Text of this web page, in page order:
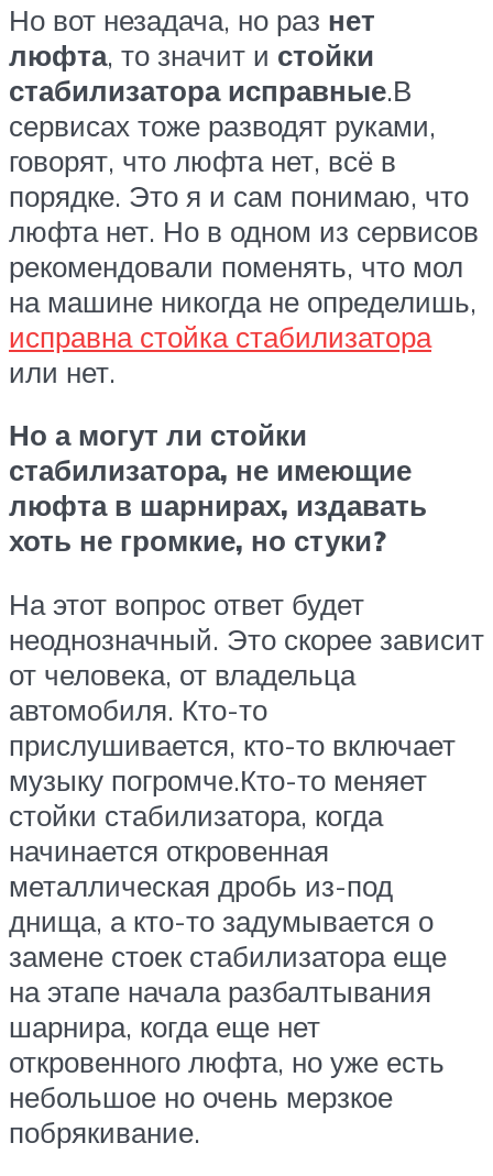
Но вот незадача, но раз нет
люфта, то значит и стойки
стабилизатора исправные.В
сервисах тоже разводят руками,
говорят, что люфта нет, всё в
порядке. Это я и сам понимаю, что
люфта нет. Но в одном из сервисов
рекомендовали поменять, что мол
на машине никогда не определишь,
исправна стойка стабилизатора
или нет.
Но а могут ли стойки
стабилизатора, не имеющие
люфта в шарнирах, издавать
хоть не громкие, но стуки?
На этот вопрос ответ будет
неоднозначный. Это скорее зависит
от человека, от владельца
автомобиля. Кто-то
прислушивается, кто-то включает
музыку погромче.Кто-то меняет
стойки стабилизатора, когда
начинается откровенная
металлическая дробь из-под
днища, а кто-то задумывается о
замене стоек стабилизатора еще
на этапе начала разбалтывания
шарнира, когда еще нет
откровенного люфта, но уже есть
небольшое но очень мерзкое
побрякивание.